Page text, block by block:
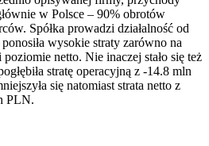
w Polsce – 90% obrotów
Spółka prowadzi działalność od
wysokie straty zarówno na
netto. Nie inaczej stało się też
stratę operacyjną z -14.8 mln
się natomiast strata netto z
PLN.